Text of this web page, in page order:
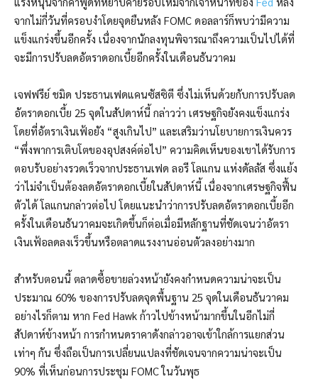
จากไม่กี่วันที่ครอบงำโดยจุดยืนหลัง FOMC ดอลลาร์ก็พบว่ามีความ
แข็งแกร่งขึ้นอีกครั้ง เนื่องจากนักลงทุนพิจารณาถึงความเป็นไปได้ที่
จะมีการปรับลดอัตราดอกเบี้ยอีกครั้งในเดือนธันวาคม
เจฟฟรีย์ ชมิด ประธานเฟดแคนซัสซิตี ซึ่งไม่เห็นด้วยกับการปรับลด
อัตราดอกเบี้ย 25 จุดในสัปดาห์นี้ กล่าวว่า เศรษฐกิจยังคงแข็งแกร่ง
โดยที่อัตราเงินเฟ้อยัง “สูงเกินไป” และเสริมว่านโยบายการเงินควร
“พึ่งพาการเติบโตของอุปสงค์ต่อไป” ความคิดเห็นของเขาได้รับการ
ตอบรับอย่างรวดเร็วจากประธานเฟด ลอรี โลแกน แห่งดัลลัส ซึ่งแย้ง
ว่าไม่จำเป็นต้องลดอัตราดอกเบี้ยในสัปดาห์นี้ เนื่องจากเศรษฐกิจฟื้น
ตัวได้ โลแกนกล่าวต่อไป โดยแนะนำว่าการปรับลดอัตราดอกเบี้ยอีก
ครั้งในเดือนธันวาคมจะเกิดขึ้นก็ต่อเมื่อมีหลักฐานที่ชัดเจนว่าอัตรา
เงินเฟ้อลดลงเร็วขึ้นหรือตลาดแรงงานอ่อนตัวลงอย่างมาก
สำหรับตอนนี้ ตลาดซื้อขายล่วงหน้ายังคงกำหนดความน่าจะเป็น
ประมาณ 60% ของการปรับลดจุดพื้นฐาน 25 จุดในเดือนธันวาคม
อย่างไรก็ตาม หาก Fed Hawk ก้าวไปข้างหน้ามากขึ้นในอีกไม่กี่
สัปดาห์ข้างหน้า การกำหนดราคาดังกล่าวอาจเข้าใกล้การแยกส่วน
เท่าๆ กัน ซึ่งถือเป็นการเปลี่ยนแปลงที่ชัดเจนจากความน่าจะเป็น
90% ที่เห็นก่อนการประชุม FOMC ในวันพุธ